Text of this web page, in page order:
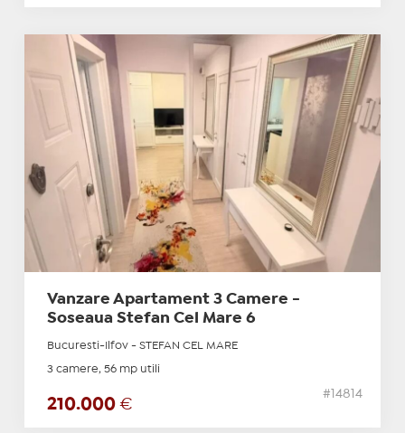
Vanzare Apartament 3 Camere -
Soseaua Stefan Cel Mare 6
Bucuresti-Ilfov - STEFAN CEL MARE
3 camere, 56 mp utili
210.000 €
#14814